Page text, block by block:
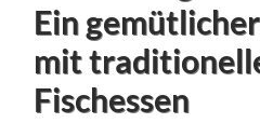
Ein
mit
Fischessen